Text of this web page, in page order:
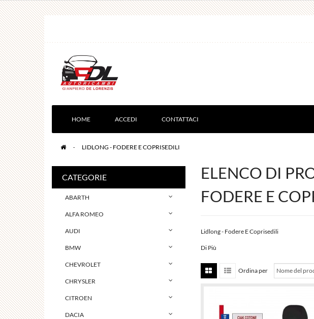
HOME ACCEDI CONTATTACI
> LIDLONG - FODERE E COPRISEDILI
CATEGORIE
ABARTH
ALFA ROMEO
AUDI
BMW
CHEVROLET
CHRYSLER
CITROEN
DACIA
ELENCO DI
FODERE E
Lidlong - Fodere E Coprisedili
Di Più
Ordina per